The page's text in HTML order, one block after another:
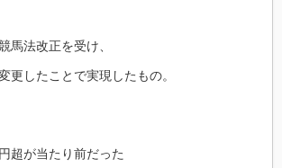
馬法改正を受け、
更したことで実現したもの。
超が当たり前だった